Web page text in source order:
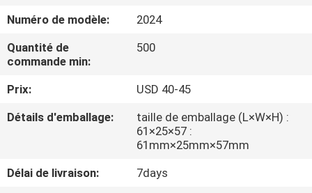
VISITE
L'USINE
QUALITÉ
Numéro de modèle:
2024
Quantité de
commande min:
500
Prix:
USD 40-45
Détails d'emballage:
taille de emballage (L×W×H) :
61×25×57 :
61mm×25mm×57mm
Délai de livraison:
7days